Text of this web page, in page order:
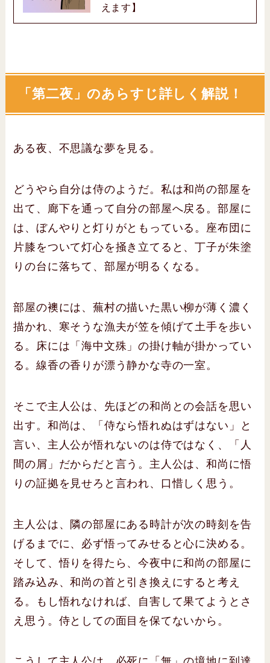
えます】
「第二夜」のあらすじ詳しく解説！
ある夜、不思議な夢を見る。
どうやら自分は侍のようだ。私は和尚の部屋を
出て、廊下を通って自分の部屋へ戻る。部屋に
は、ぼんやりと灯りがともっている。座布団に
片膝をついて灯心を掻き立てると、丁子が朱塗
りの台に落ちて、部屋が明るくなる。
部屋の襖には、蕪村の描いた黒い柳が薄く濃く
描かれ、寒そうな漁夫が笠を傾げて土手を歩い
る。床には「海中文殊」の掛け軸が掛かってい
る。線香の香りが漂う静かな寺の一室。
そこで主人公は、先ほどの和尚との会話を思い
出す。和尚は、「侍なら悟れぬはずはない」と
言い、主人公が悟れないのは侍ではなく、「人
間の屑」だからだと言う。主人公は、和尚に悟
りの証拠を見せろと言われ、口惜しく思う。
主人公は、隣の部屋にある時計が次の時刻を告
げるまでに、必ず悟ってみせると心に決める。
そして、悟りを得たら、今夜中に和尚の部屋に
踏み込み、和尚の首と引き換えにすると考え
る。もし悟れなければ、自害して果てようとさ
え思う。侍としての面目を保てないから。